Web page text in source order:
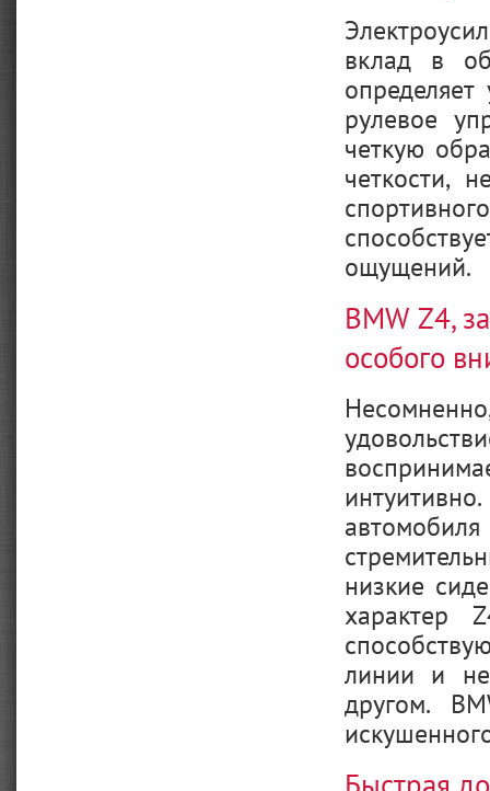
вклад в
рулевое
четкую
четкости,
ощущений.
BMW Z4,
особого
низкие
характер
линии и
другом.